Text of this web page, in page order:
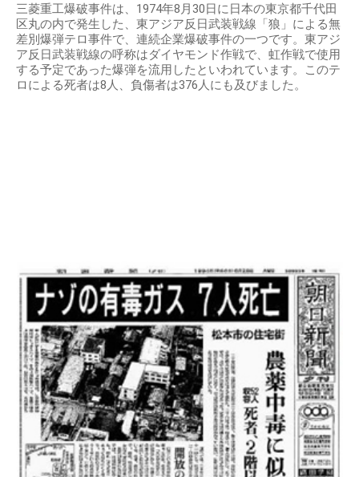
三菱重工爆破事件は、1974年8月30日に日本の東京都千代田
区丸の内で発生した、東アジア反日武装戦線「狼」による無
差別爆弾テロ事件で、連続企業爆破事件の一つです。東アジ
ア反日武装戦線の呼称はダイヤモンド作戦で、虹作戦で使用
する予定であった爆弾を流用したといわれています。このテ
ロによる死者は8人、負傷者は376人にも及びました。